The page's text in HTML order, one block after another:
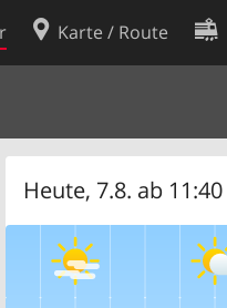
Karte / Route
Heute, 7.8. ab 11:40